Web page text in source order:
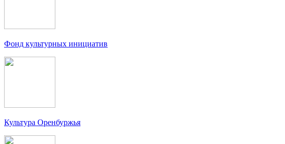
Фонд культурных инициатив
Культура Оренбуржья